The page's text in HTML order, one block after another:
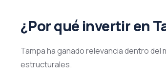
¿Por qué invertir en
Tampa ha ganado relevancia dentro
estructurales.